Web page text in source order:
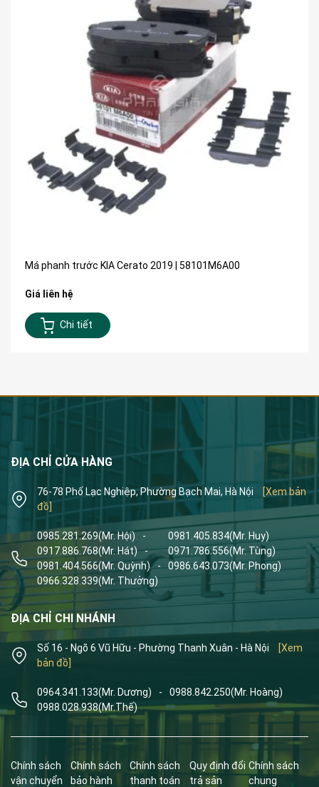
Má phanh trước KIA Cerato 2019 | 58101M6A00
Giá liên hệ
Chi tiết
ĐỊA CHỈ CỬA HÀNG
76-78 Phố Lạc Nghiệp, Phường Bạch Mai, Hà Nội
[Xem bản
đồ]
0985.281.269(Mr. Hội) - 0981.405.834(Mr. Huy)
0917.886.768(Mr. Hát) - 0971.786.556(Mr. Tùng)
0981.404.566(Mr. Quỳnh) - 0986.643.073(Mr. Phong)
0966.328.339(Mr. Thưởng)
ĐỊA CHỈ CHI NHÁNH
Số 16 - Ngõ 6 Vũ Hữu - Phường Thanh Xuân - Hà Nội
[Xem
bản đồ]
0964.341.133(Mr. Dương) - 0988.842.250(Mr. Hoàng)
0988.028.938(Mr.Thế)
Chính sách
vận chuyển
Chính sách
bảo hành
Chính sách
thanh toán
Quy định đổi
trả sản
Chính sách
chung